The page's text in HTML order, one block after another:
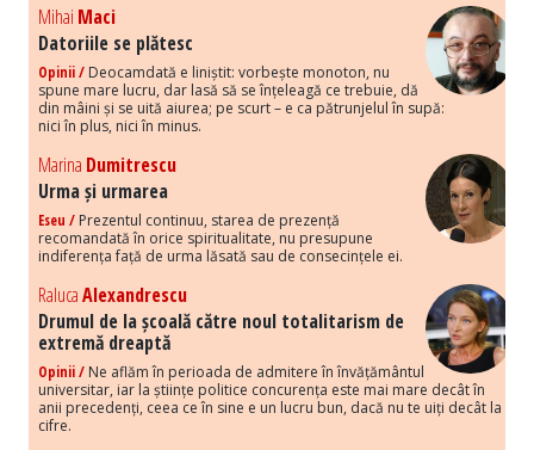
Mihai Maci
Datoriile se plătesc
Opinii / Deocamdată e liniștit: vorbește monoton, nu
spune mare lucru, dar lasă să se înțeleagă ce trebuie, dă
din mâini și se uită aiurea; pe scurt – e ca pătrunjelul în supă:
nici în plus, nici în minus.
Marina Dumitrescu
Urma și urmarea
Eseu / Prezentul continuu, starea de prezență
recomandată în orice spiritualitate, nu presupune
indiferența față de urma lăsată sau de consecințele ei.
RalucaAlexandrescu
Drumul de la școală către noul totalitarism de
extremă dreaptă
Opinii / Ne aflăm în perioada de admitere în învățământul
universitar, iar la științe politice concurența este mai mare decât în
anii precedenți, ceea ce în sine e un lucru bun, dacă nu te uiți decât la
cifre.